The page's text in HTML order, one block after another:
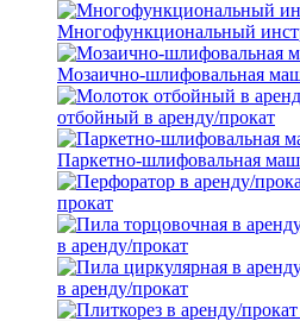
Многофункциональный
Мозаично-шлифовальная
отбойный в аренду/прокат
Паркетно-шлифовальная
прокат
в аренду/прокат
в аренду/прокат